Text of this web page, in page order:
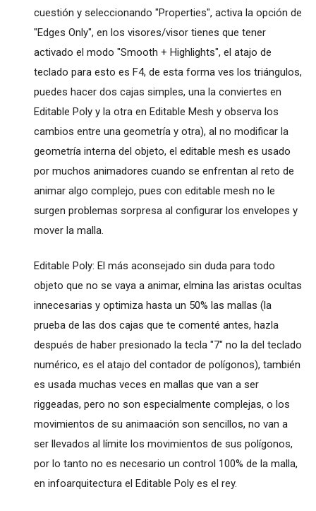
cuestión y seleccionando "Properties", activa la opción de
"Edges Only", en los visores/visor tienes que tener
activado el modo "Smooth + Highlights", el atajo de
teclado para esto es F4, de esta forma ves los triángulos,
puedes hacer dos cajas simples, una la conviertes en
Editable Poly y la otra en Editable Mesh y observa los
cambios entre una geometría y otra), al no modificar la
geometría interna del objeto, el editable mesh es usado
por muchos animadores cuando se enfrentan al reto de
animar algo complejo, pues con editable mesh no le
surgen problemas sorpresa al configurar los envelopes y
mover la malla.
Editable Poly: El más aconsejado sin duda para todo
objeto que no se vaya a animar, elmina las aristas ocultas
innecesarias y optimiza hasta un 50% las mallas (la
prueba de las dos cajas que te comenté antes, hazla
después de haber presionado la tecla "7" no la del teclado
numérico, es el atajo del contador de polígonos), también
es usada muchas veces en mallas que van a ser
riggeadas, pero no son especialmente complejas, o los
movimientos de su animaación son sencillos, no van a
ser llevados al límite los movimientos de sus polígonos,
por lo tanto no es necesario un control 100% de la malla,
en infoarquitectura el Editable Poly es el rey.